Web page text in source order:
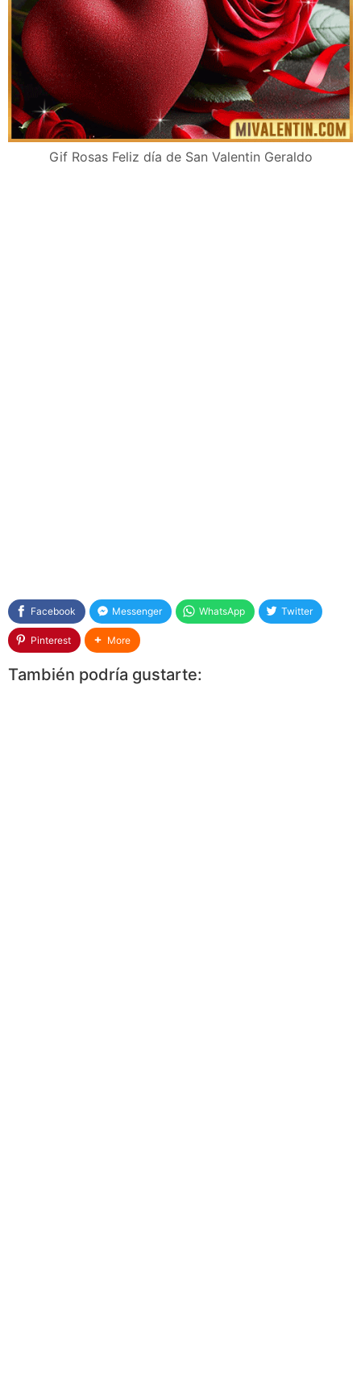
Gif Rosas Feliz día de San Valentin Geraldo
Facebook Messenger WhatsApp Twitter
Pinterest More
También podría gustarte: